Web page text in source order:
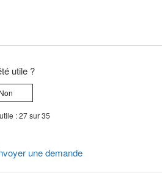
utile ?
Non
: 27 sur 35
une demande